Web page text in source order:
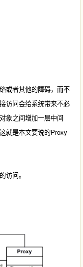
或者其他的障碍，而不
访问会给系统带来不必
象之间增加一层中间
就是本文要说的Proxy
访问。